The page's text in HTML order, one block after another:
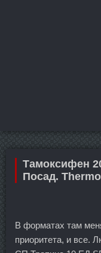
Тамоксифен
Посад.
В форматах там
приоритета, и все.